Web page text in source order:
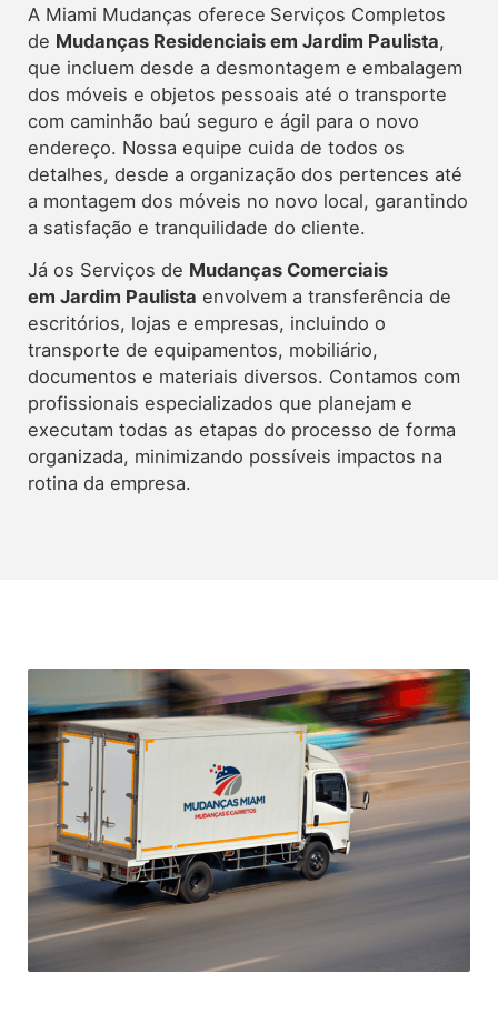
A Miami Mudanças oferece Serviços Completos
de Mudanças Residenciais em Jardim Paulista,
que incluem desde a desmontagem e embalagem
dos móveis e objetos pessoais até o transporte
com caminhão baú seguro e ágil para o novo
endereço. Nossa equipe cuida de todos os
detalhes, desde a organização dos pertences até
a montagem dos móveis no novo local, garantindo
a satisfação e tranquilidade do cliente.
Já os Serviços de Mudanças Comerciais
em Jardim Paulista envolvem a transferência de
escritórios, lojas e empresas, incluindo o
transporte de equipamentos, mobiliário,
documentos e materiais diversos. Contamos com
profissionais especializados que planejam e
executam todas as etapas do processo de forma
organizada, minimizando possíveis impactos na
rotina da empresa.